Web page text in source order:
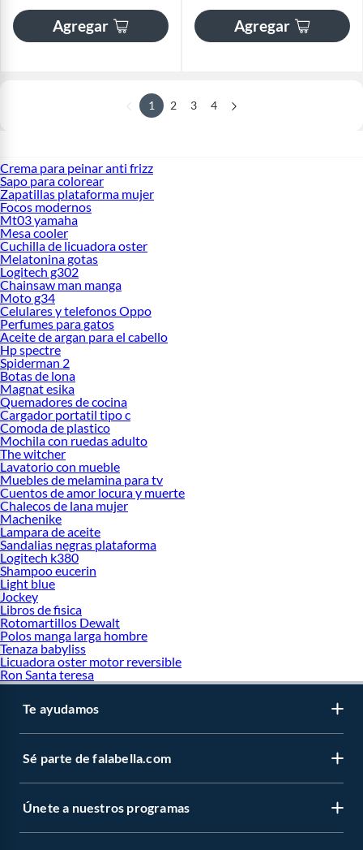
Agregar Agregar
1 2 3 4
Crema para peinar anti frizz
Sapo para colorear
Zapatillas plataforma mujer
Focos modernos
Mt03 yamaha
Mesa cooler
Cuchilla de licuadora oster
Melatonina gotas
Logitech g302
Chainsaw man manga
Moto g34
Celulares y telefonos Oppo
Perfumes para gatos
Aceite de argan para el cabello
Hp spectre
Spiderman 2
Botas de lona
Magnat esika
Quemadores de cocina
Cargador portatil tipo c
Comoda de plastico
Mochila con ruedas adulto
The witcher
Lavatorio con mueble
Muebles de melamina para tv
Cuentos de amor locura y muerte
Chalecos de lana mujer
Machenike
Lampara de aceite
Sandalias negras plataforma
Logitech k380
Shampoo eucerin
Light blue
Jockey
Libros de fisica
Rotomartillos Dewalt
Polos manga larga hombre
Tenaza babyliss
Licuadora oster motor reversible
Ron Santa teresa
Te ayudamos
Sé parte de falabella.com
Únete a nuestros programas